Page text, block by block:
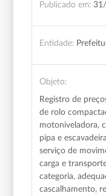
Publicado em:
Entidade:
Objeto:
Registro de
de rolo
motoniveladora,
pipa e
serviço de
carga e
categoria,
cascalhamento,